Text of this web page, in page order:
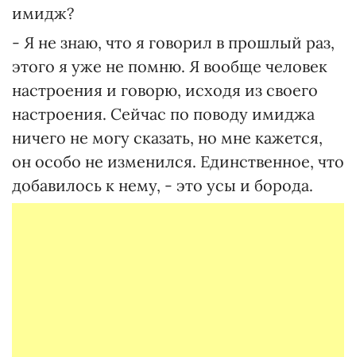
имидж?
- Я не знаю, что я говорил в прошлый раз,
этого я уже не помню. Я вообще человек
настроения и говорю, исходя из своего
настроения. Сейчас по поводу имиджа
ничего не могу сказать, но мне кажется,
он особо не изменился. Единственное, что
добавилось к нему, - это усы и борода.